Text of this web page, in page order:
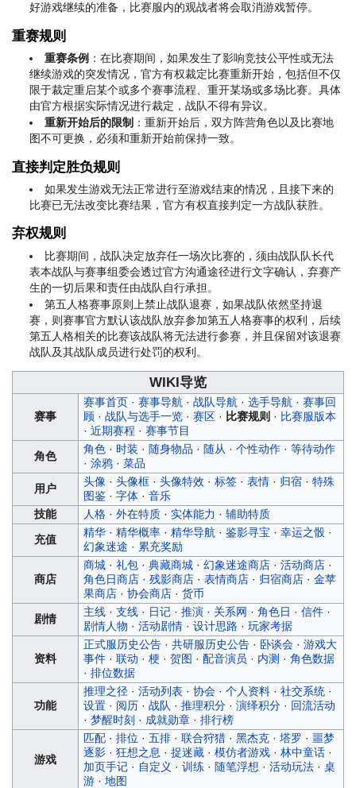
好游戏继续的准备，比赛服内的观战者将会取消游戏暂停。
重赛规则
重赛条例 ：在比赛期间，如果发生了影响竞技公平性或无法
继续游戏的突发情况，官方有权裁定比赛重新开始，包括但不仅
限于裁定重启某个或多个赛事流程、重开某场或多场比赛。具体
由官方根据实际情况进行裁定，战队不得有异议。
重新开始后的限制 ：重新开始后，双方阵营角色以及比赛地
图不可更换，必须和重新开始前保持一致。
直接判定胜负规则
如果发生游戏无法正常进行至游戏结束的情况，且接下来的
比赛已无法改变比赛结果，官方有权直接判定一方战队获胜。
弃权规则
比赛期间，战队决定放弃任一场次比赛的，须由战队队长代
表本战队与赛事组委会透过官方沟通途径进行文字确认，弃赛产
生的一切后果和责任由战队自行承担。
第五人格赛事原则上禁止战队退赛，如果战队依然坚持退
赛，则赛事官方默认该战队放弃参加第五人格赛事的权利，后续
第五人格相关的比赛该战队将无法进行参赛，并且保留对该退赛
战队及其战队成员进行处罚的权利。
WIKI导览
赛事
赛事首页· 赛事导航 · 战队导航 · 选手导航 · 赛事回
顾· 战队与选手一览· 赛区· 比赛规则 · 比赛服版本
· 近期赛程 · 赛事节目
角色
角色· 时装 · 随身物品 · 随从 · 个性动作· 等待动作
· 涂鸦· 菜品
用户
头像 · 头像框· 头像特效 · 标签· 表情· 归宿· 特殊
图鉴· 字体· 音乐
技能
人格· 外在特质· 实体能力 · 辅助特质
充值
精华· 精华概率· 精华导航 · 鉴影寻宝 · 幸运之骰·
幻象迷途 · 累充奖励
商店
商城· 礼包· 典藏商城· 幻象迷途商店· 活动商店·
角色日商店· 残影商店· 表情商店· 归宿商店· 金苹
果商店· 协会商店· 货币
剧情
主线· 支线· 日记· 推演· 关系网 · 角色日 · 信件·
剧情人物 · 活动剧情· 设计思路 · 玩家考据
资料
正式服历史公告· 共研服历史公告· 卧谈会· 游戏大
事件· 联动 · 梗 · 贺图 · 配音演员 · 内测 · 角色数据
· 排位数据
功能
推理之径 · 活动列表· 协会· 个人资料· 社交系统·
设置· 阅历· 战队 · 推理积分· 演绎积分· 回流活动
· 梦醒时刻 · 成就勋章· 排行榜
游戏
匹配· 排位 · 五排· 联合狩猎· 黑杰克· 塔罗 · 噩梦
逐影· 狂想之息 · 捉迷藏· 模仿者游戏· 林中童话·
加页手记· 自定义 · 训练 · 随笔浮想 · 活动玩法· 桌
游· 地图